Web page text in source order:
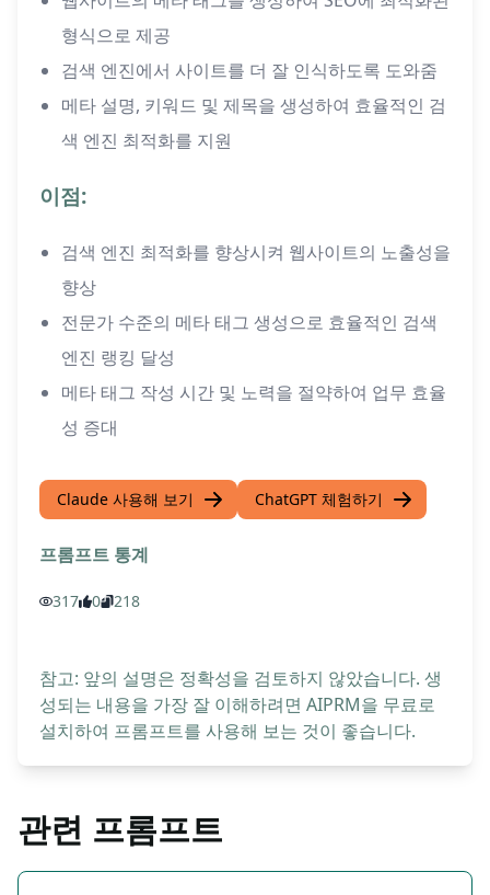
형식으로 제공
검색 엔진에서 사이트를 더 잘 인식하도록 도와줌
메타 설명, 키워드 및 제목을 생성하여 효율적인 검
색 엔진 최적화를 지원
이점:
검색 엔진 최적화를 향상시켜 웹사이트의 노출성을
향상
전문가 수준의 메타 태그 생성으로 효율적인 검색
엔진 랭킹 달성
메타 태그 작성 시간 및 노력을 절약하여 업무 효율
성 증대
Claude 사용해 보기 ChatGPT 체험하기
프롬프트 통계
317 0 218
참고: 앞의 설명은 정확성을 검토하지 않았습니다. 생
성되는 내용을 가장 잘 이해하려면 AIPRM을 무료로
설치하여 프롬프트를 사용해 보는 것이 좋습니다.
관련 프롬프트